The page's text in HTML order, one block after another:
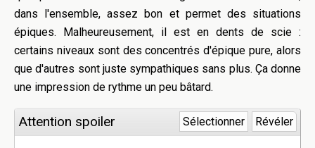
dans l'ensemble, assez bon et permet des situations
épiques. Malheureusement, il est en dents de scie :
certains niveaux sont des concentrés d'épique pure, alors
que d'autres sont juste sympathiques sans plus. Ça donne
une impression de rythme un peu bâtard.
Attention spoiler Sélectionner Révéler